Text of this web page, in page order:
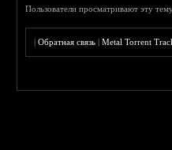
Пользователи просматривают эту
|Обратная связь |Metal Torrent